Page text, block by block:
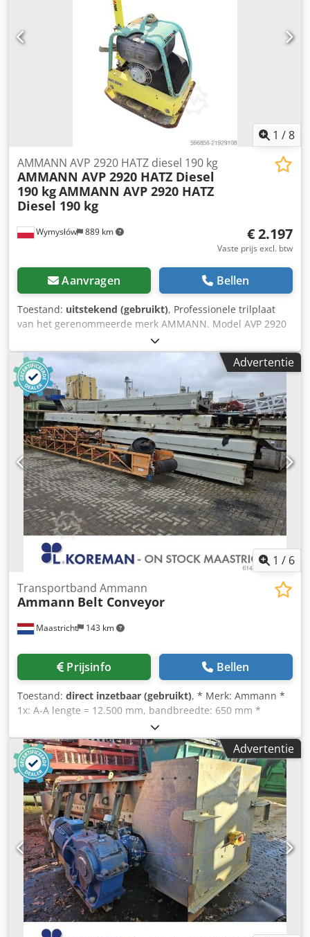
1 /8
Wymysłów 889 km
AMMANN AVP 2920 HATZ diesel 190 kg
AMMANN AVP 2920 HATZ Diesel
190 kgAMMANN AVP 2920 HATZ
Diesel 190 kg
€ 2.197
Vaste prijs excl. btw
Aanvragen Bellen
Toestand: uitstekend (gebruikt), Professionele trilplaat
van het gerenommeerde merk AMMANN. Model AVP 2920
is uitgerust met een betrouwbare HATZ dieselmotor met
een vermogen van 5 kW. Deze machine is bedoeld voor
professioneel straatwerk, wegenbouw en het verdichten
van grond, bestrating, zandbedden en asfalt. Volledig
mechanisch apparaat, degelijke Duitse constructie. Visuele
staat conform de foto's – normale gebruikssporen.
Technische gegevens: • Fabrikant: AMMANN • Model: AVP
2920 • Bouwjaar: 1999 • Motor: HATZ Diesel • Motortype:
1B30-6 • Vermogen: 5 kW • Bedrijfsgewicht: 190 kg •
Handstart • Made in Germany Toepassingen: • Verdichten
van straatstenen • Straatwerkzaamheden • Wegenbouw •
Verdichten van grond en zandlaag • Graafwerken en
funderingen Staat: Gebruikte, complete machine. Codpey
Sifyjfx Ahcsha HATZ motor – een duurzame en
gewaardeerde dieselunit.
Advertentie
1 / 6
Maastricht 143 km
Transportband Ammann
Ammann Belt Conveyor
Prijsinfo Bellen
Toestand: direct inzetbaar (gebruikt), * Merk: Ammann *
1x: A-A lengte = 12.500 mm, bandbreedte: 650 mm *
Aandrijving: trommelmotor 5,5 kW. * 1x: A-A lengte =
43.000 mm, bandbreedte: 650 mm Chjdpfx Ahsywnagjcja *
Aandrijving: tandwielkast 15 kW.
Advertentie